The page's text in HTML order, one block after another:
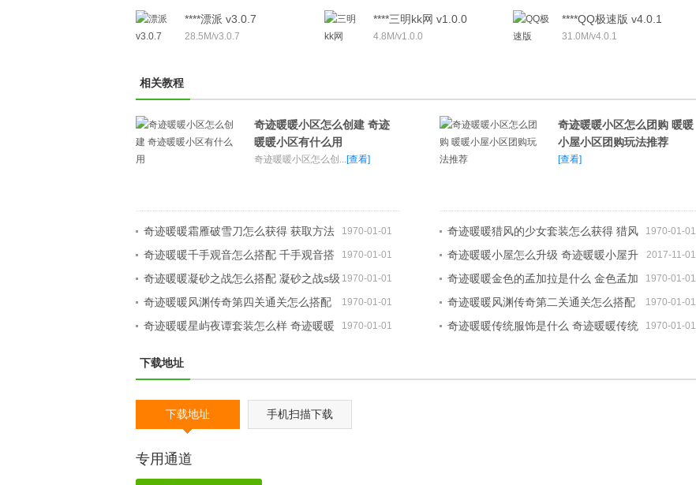
****漂派 v3.0.7
28.5M/v3.0.7
****三明kk网 v1.0.0
4.8M/v1.0.0
****QQ极速版 v4.0.1
31.0M/v4.0.1
相关教程
奇迹暖暖小区怎么创建 奇迹
暖暖小区有什么用
奇迹暖暖小区怎么创...[查看]
1970-01-01
奇迹暖暖霜雁破雪刀怎么获得 获取方法
介绍
1970-01-01
奇迹暖暖千手观音怎么搭配 千手观音搭
配怎么得高分
1970-01-01
奇迹暖暖凝砂之战怎么搭配 凝砂之战s级
搭配玩法介绍
1970-01-01
奇迹暖暖风渊传奇第四关通关怎么搭配
荒原偶遇通关搭配推荐
1970-01-01
奇迹暖暖星屿夜谭套装怎么样 奇迹暖暖
奇迹暖暖小区怎么团购 暖暖
小屋小区团购玩法推荐
[查看]
1970-01-01
奇迹暖暖猎风的少女套装怎么获得 猎风
少女获取方法介绍
2017-11-01
奇迹暖暖小屋怎么升级 奇迹暖暖小屋升
级攻略
1970-01-01
奇迹暖暖金色的孟加拉是什么 金色孟加
拉怎么获取
1970-01-01
奇迹暖暖风渊传奇第二关通关怎么搭配
风之渊通关搭配推荐
1970-01-01
奇迹暖暖传统服饰是什么 奇迹暖暖传统
下载地址
下载地址 手机扫描下载
专用通道